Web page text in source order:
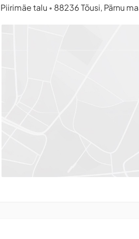
Piirimäe talu • 88236 Tõusi, Pärnu